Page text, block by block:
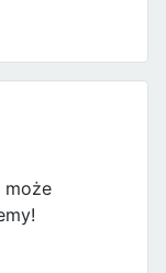
może